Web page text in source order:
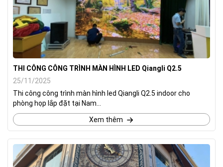
THI CÔNG CÔNG TRÌNH MÀN HÌNH LED Qiangli Q2.5
25/11/2025
Thi công công trình màn hình led Qiangli Q2.5 indoor cho
phòng họp lắp đặt tại Nam...
Xem thêm